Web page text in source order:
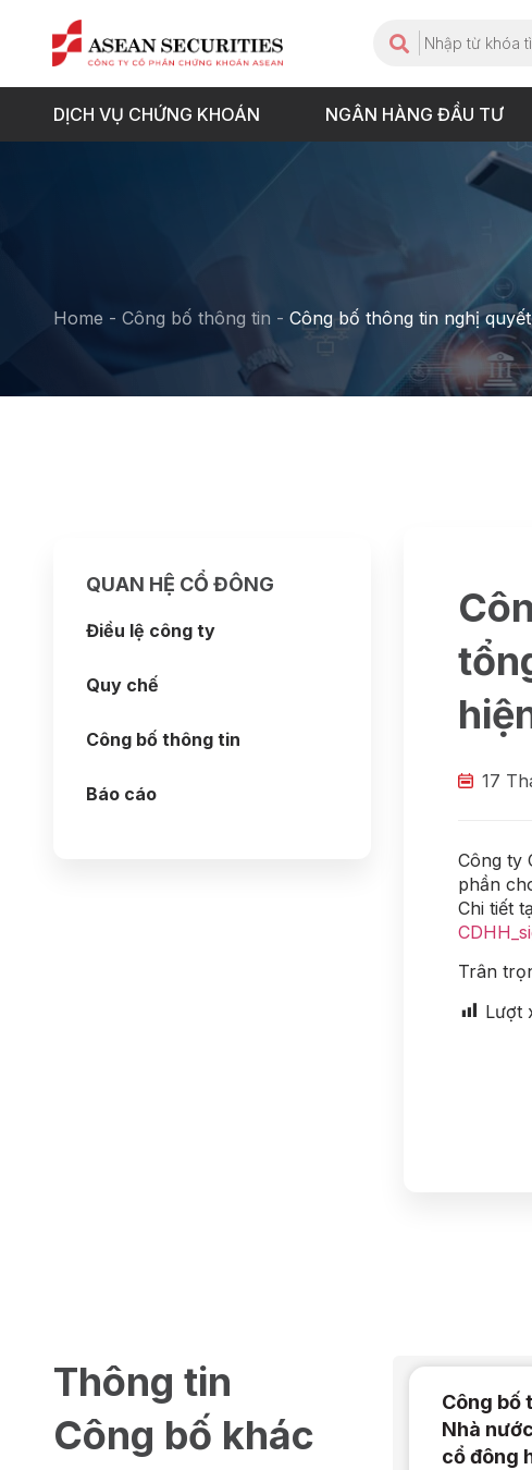
DỊCH VỤ CHỨNG KHOÁN NGÂN HÀNG ĐẦU TƯ
Home - Công bố thông tin - Công bố thông tin nghị
QUAN HỆ CỔ ĐÔNG
Điều lệ công ty
Quy chế
Công bố thông tin
Báo cáo
17
Công ty
phần
Chi tiết
Trân
Lượt
Thông tin
Công bố khác
Công bố
Nhà
cổ đông